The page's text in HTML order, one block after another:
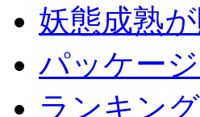
妖態成熟
パッケー
ランキン